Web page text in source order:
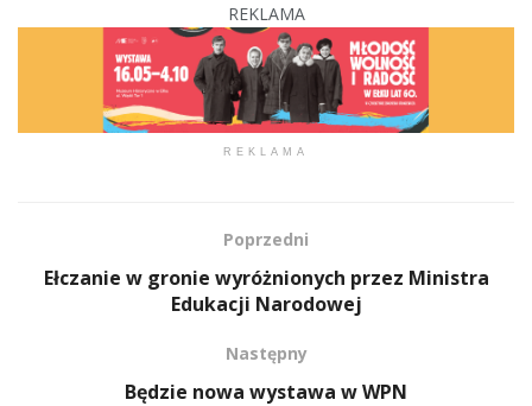
REKLAMA
REKLAMA
Poprzedni
Ełczanie w gronie wyróżnionych przez Ministra
Edukacji Narodowej
Następny
Będzie nowa wystawa w WPN